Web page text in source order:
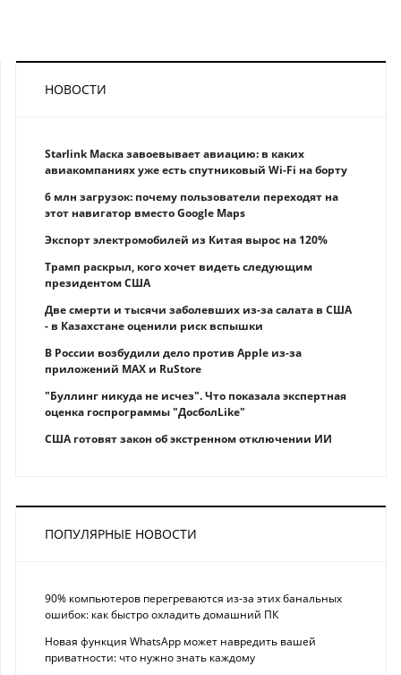
НОВОСТИ
Starlink Маска завоевывает авиацию: в каких
авиакомпаниях уже есть спутниковый Wi-Fi на борту
6 млн загрузок: почему пользователи переходят на
этот навигатор вместо Google Maps
Экспорт электромобилей из Китая вырос на 120%
Трамп раскрыл, кого хочет видеть следующим
президентом США
Две смерти и тысячи заболевших из-за салата в США
- в Казахстане оценили риск вспышки
В России возбудили дело против Apple из-за
приложений MAX и RuStore
"Буллинг никуда не исчез". Что показала экспертная
оценка госпрограммы "ДосболLike"
США готовят закон об экстренном отключении ИИ
ПОПУЛЯРНЫЕ НОВОСТИ
90% компьютеров перегреваются из-за этих банальных
ошибок: как быстро охладить домашний ПК
Новая функция WhatsApp может навредить вашей
приватности: что нужно знать каждому